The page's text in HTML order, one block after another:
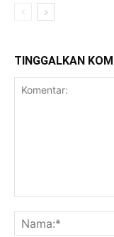
TINGGALKAN